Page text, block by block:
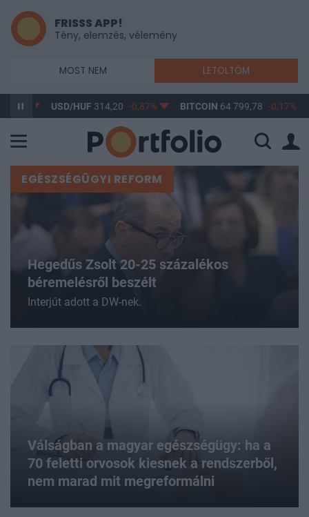
FRISSS APP!
Tény, elemzés, vélemény
MOST NEM LETÖLTÖM
USD/HUF 314,20 -0,87% BITCOIN 64 799,78 -0,17% BUX
EGÉSZSÉGÜGYI REFORM
Hegedűs Zsolt 20-25 százalékos
béremelésről beszélt
Interjút adott a DW-nek.
Válságban a magyar egészségügy: ha a
70 feletti orvosok kiesnek a rendszerből,
nem marad mit megreformálni